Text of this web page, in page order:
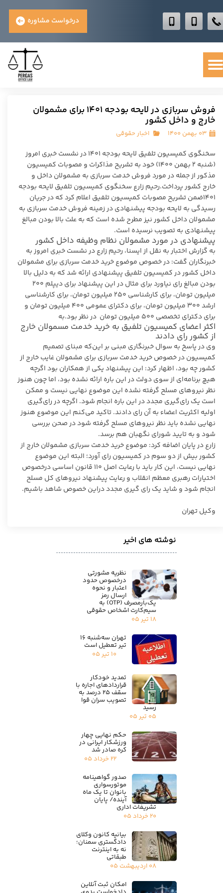
درخواست مشاوره
فروش سربازی در لایحه بودجه ۱۴۰۱ برای مشمولان
خارج و داخل کشور
۰۳ بهمن ۱۴۰۰ اخبار حقوقی
سخنگوی کمیسیون تلفیق لایحه بودجه ۱۴۰۱ در نشست خبری امروز
(شنبه ۲ بهمن ۱۴۰۰) خود به تشریح مذاکرات و مصوبات کمیسیون
مذکور از جمله در مورد فروش خدمت سربازی به مشمولان داخل و
خارج کشور پرداخت.رحیم زارع سخنگوی کمیسیون تلفیق لایحه بودجه
۱۴۰۱ضمن تشریح مصوبات کمیسیون تلفیق اعلام کرد که در جریان
رسیدگی به لایحه بودجه پیشنهادی در زمینه فروش خدمت سربازی به
مشمولان داخل کشور نیز مطرح شده است که به علت بالا بودن مبالغ
پیشنهادی به تصویب نرسیده است.
پیشنهادی در مورد مشمولان نظام وظیفه داخل کشور
به گزارش اختبار به نقل از ایسنا، رحیم زارع در نشست خبری امروز به
خبرنگاران گفت: در خصوص موضوع خرید خدمت سربازی برای مشمولان
داخل کشور در کمیسیون تلفیق پیشنهادی ارائه شد که به دلیل بالا
بودن مبالغ رای نیاورد برای مثال در این پیشنهاد برای دیپلم ۲۰۰
میلیون تومان، برای کارشناسی ۲۵۰ میلیون تومان، برای کارشناسی
ارشد ۳۰۰ میلیون تومان، برای دکترای عمومی ۴۰۰ میلیون تومان و
برای دکترای تخصصی ۵۰۰ میلیون تومان در نظر بود.به
اکثر اعضای کمیسیون تلفیق به خرید خدمت مسمولان خارج
از کشور رای دادند
وی در پاسخ به سوال خبرنگاری مبنی بر این‌که مبنای تصمیم
کمیسیون در خصوص خرید خدمت سربازی برای مشمولان غایب خارج از
کشور چه بود، اظهار کرد: این پیشنهاد یکی از همکاران بود اگرچه
هیچ برنامه‌ای از سوی دولت در این باره ارائه نشده بود، اما چون هنوز
نظر نیروهای مسلح گرفته نشده این موضوع نهایی نیست و ممکن
است یک رای‌گیری مجدد در این باره انجام شود. اگرچه در رای‌گیری
اولیه اکثریت اعضاء به آن رای دادند. تاکید می‌کنم این موضوع هنوز
نهایی نشده باید نظر نیروهای مسلح گرفته شود در صحن بررسی
شود و به تایید شورای نگهبان هم برسد.
زارع در پایان اضافه کرد: موضوع خرید خدمت سربازی مشمولان خارج از
کشور بیش از دو سوم در کمیسیون رای آورد؛ البته این موضوع
نهایی نیست، این کار باید با رعایت اصل ۱۱۰ قانون اساسی درخصوص
اختیارات رهبری معظم انقلاب و رعایت پیشنهاد نیروهای کل مسلح
انجام شود و شاید یک رای گیری مجدد دراین خصوص شاهد باشیم.
وکیل تهران
نوشته های اخیر
نظریه مشورتی
درخصوص حدود
اعتبار و نحوه
ارسال رمز
یک‌بارمصرف (OTP) به
سیم‌کارت اشخاص حقوقی
۱۸ تیر ۰۵
تهران سه‌شنبه ۱۶
تیر تعطیل است
۱۰ تیر ۰۵
تمدید خودکار
قراردادهای اجاره با
سقف ۲۵ درصد به
تصویب سران قوا
رسید
۰۵ تیر ۰۵
حکم نهایی چهار
ورزشکار ایرانی در
کره صادر شد
۲۲ خرداد ۰۵
صدور گواهینامه
موتورسواری
بانوان تا یک ماه
آینده/ پایان
تشریفات اداری
۲۰ خرداد ۰۵
بیانیه کانون وکلای
دادگستری سمنان؛
نه به اینترنت
طبقاتی
۰۸ اردیبهشت ۰۵
امکان ثبت آنلاین